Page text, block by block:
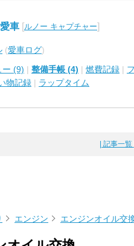
車 [ルノー キャプチャー]
(愛車ログ)
ー (9) | 整備手帳 (4) | 燃費記録 |
物記録 | ラップタイム
| 記事一覧 |
エンジン エンジンオイル交